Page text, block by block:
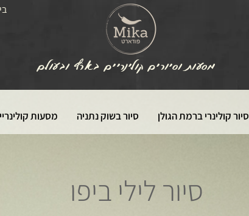
מסעות וסיורים קולינריים בארץ ובעולם
סיור קולינרי ברמת הגולן סיור בשוק נתניה מסעות
סיור לילי ביפו